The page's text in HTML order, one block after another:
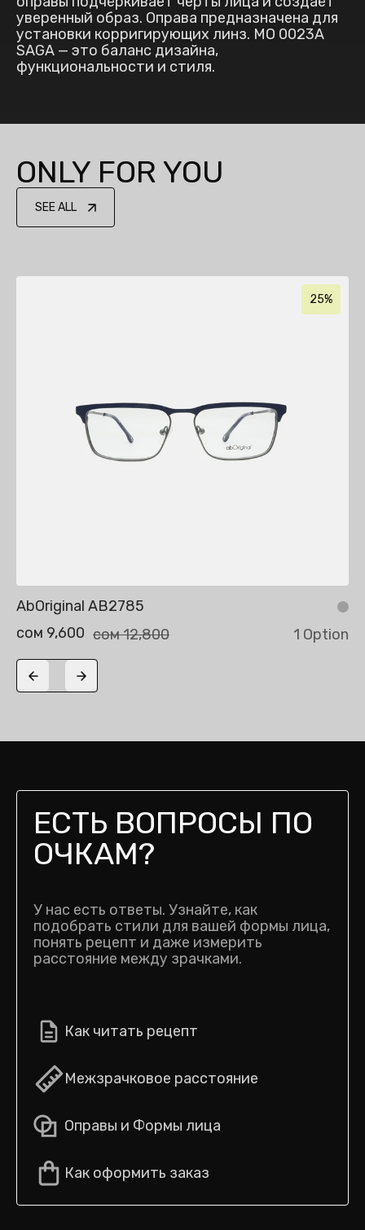
уверенный образ. Оправа предназначена для
установки корригирующих линз. MO 0023A
SAGA — это баланс дизайна,
функциональности и стиля.
ONLY FOR YOU
SEE ALL
25%
AbOriginal AB2785
сом 9,600 сом 12,800 1 Option
Previous slide
Next slide
ЕСТЬ ВОПРОСЫ ПО
ОЧКАМ?
У нас есть ответы. Узнайте, как
подобрать стили для вашей формы лица,
понять рецепт и даже измерить
расстояние между зрачками.
Как читать рецепт
Межзрачковое расстояние
Оправы и Формы лица
Как оформить заказ